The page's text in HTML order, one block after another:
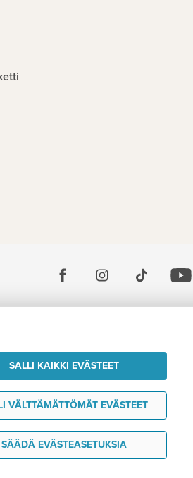
SALLI KAIKKI EVÄSTEET
VÄLTTÄMÄTTÖMÄT EVÄSTEET
SÄÄDÄ EVÄSTEASETUKSIA